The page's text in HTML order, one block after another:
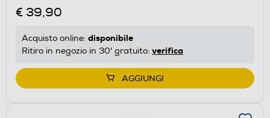
€ 39,90
Acquisto online: disponibile
Ritiro in negozio in 30' gratuito: verifica
AGGIUNGI